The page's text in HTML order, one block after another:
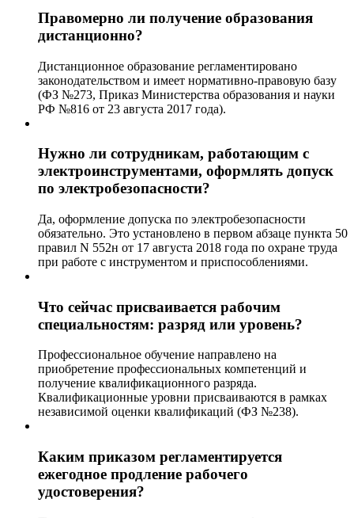
Правомерно ли получение образования
дистанционно?
Дистанционное образование регламентировано
законодательством и имеет нормативно-правовую базу
(ФЗ №273, Приказ Министерства образования и науки
РФ №816 от 23 августа 2017 года).
Нужно ли сотрудникам, работающим с
электроинструментами, оформлять допуск
по электробезопасности?
Да, оформление допуска по электробезопасности
обязательно. Это установлено в первом абзаце пункта 50
правил N 552н от 17 августа 2018 года по охране труда
при работе с инструментом и приспособлениями.
Что сейчас присваивается рабочим
специальностям: разряд или уровень?
Профессиональное обучение направлено на
приобретение профессиональных компетенций и
получение квалификационного разряда.
Квалификационные уровни присваиваются в рамках
независимой оценки квалификаций (ФЗ №238).
Каким приказом регламентируется
ежегодное продление рабочего
удостоверения?